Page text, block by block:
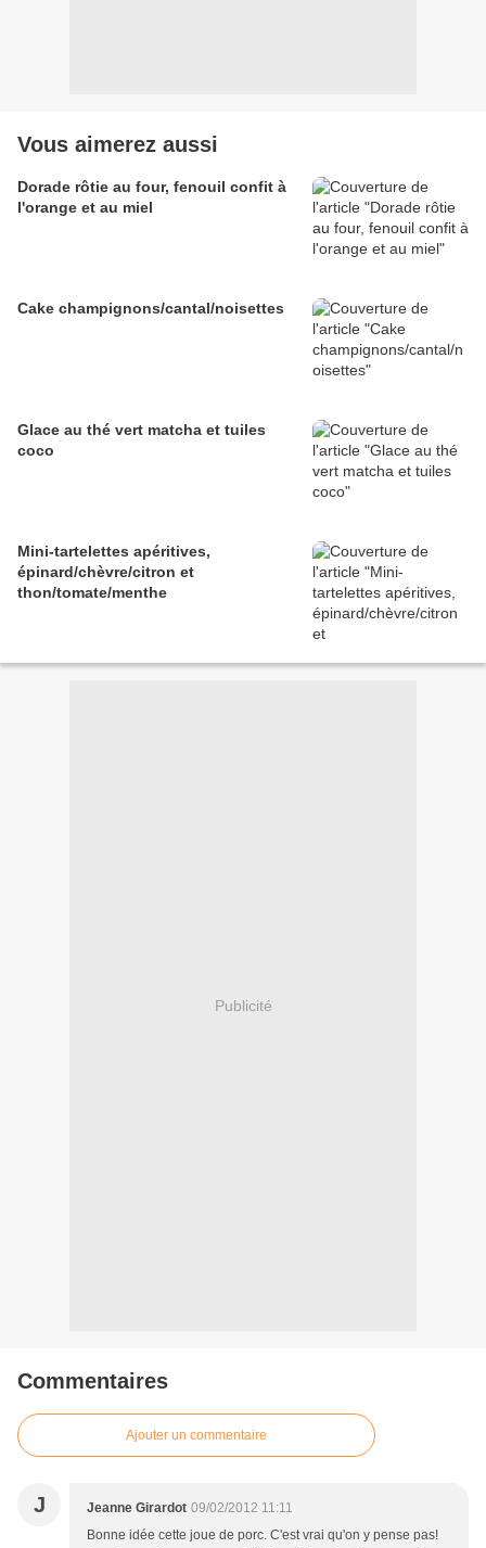
Vous aimerez aussi
Dorade rôtie au four, fenouil confit à
l'orange et au miel
Cake champignons/cantal/noisettes
Glace au thé vert matcha et tuiles
coco
Mini-tartelettes apéritives,
épinard/chèvre/citron et
thon/tomate/menthe
Publicité
Commentaires
Ajouter un commentaire
J Jeanne Girardot 09/02/2012 11:11
Bonne idée cette joue de porc. C'est vrai qu'on y pense pas!